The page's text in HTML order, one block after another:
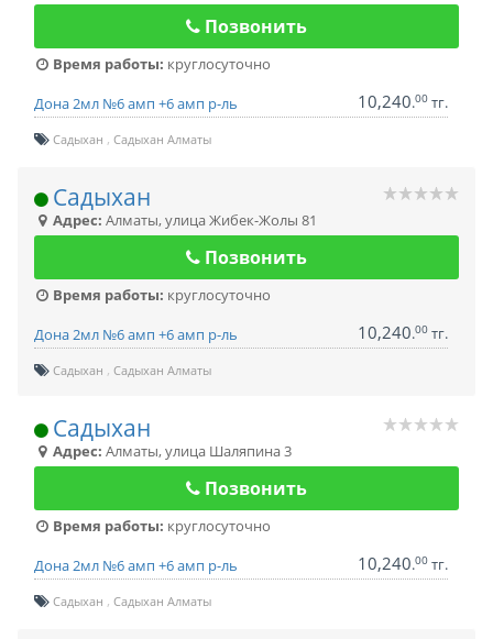
Позвонить
Время работы: круглосуточно
Дона 2мл №6 амп +6 амп р-ль
10,240.00 тг.
Садыхан Садыхан Алматы
Садыхан
Адрес: Алматы,улица Жибек-Жолы 81
Позвонить
Время работы: круглосуточно
Дона 2мл №6 амп +6 амп р-ль
10,240.00 тг.
Садыхан Садыхан Алматы
Садыхан
Адрес: Алматы,улица Шаляпина 3
Позвонить
Время работы: круглосуточно
Дона 2мл №6 амп +6 амп р-ль
10,240.00 тг.
Садыхан Садыхан Алматы